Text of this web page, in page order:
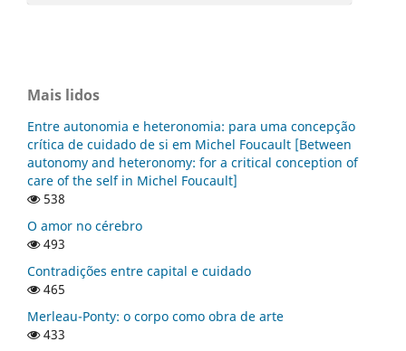
Mais lidos
Entre autonomia e heteronomia: para uma concepção
crítica de cuidado de si em Michel Foucault [Between
autonomy and heteronomy: for a critical conception of
care of the self in Michel Foucault]
538
O amor no cérebro
493
Contradições entre capital e cuidado
465
Merleau-Ponty: o corpo como obra de arte
433